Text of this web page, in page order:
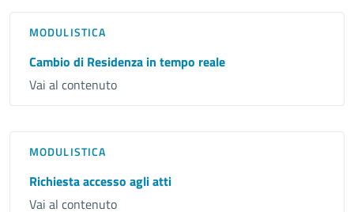
MODULISTICA
Cambio di Residenza in tempo reale
Vai al contenuto
MODULISTICA
Richiesta accesso agli atti
Vai al contenuto